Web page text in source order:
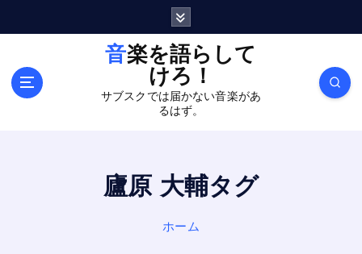
音楽を語らして
けろ！
サブスクでは届かない音楽があ
るはず。
廬原 大輔タグ
ホーム